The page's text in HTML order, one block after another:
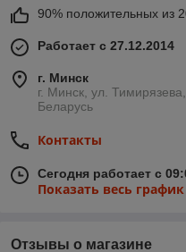
90% положительных из
Работает с 27.12.2014
г. Минск
г. Минск, ул.
Беларусь
Контакты
Сегодня работает с
Показать весь
Отзывы о магазине